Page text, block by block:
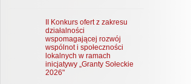
II Konkurs ofert z zakresu
działalności
wspomagającej rozwój
wspólnot i społeczności
lokalnych w ramach
inicjatywy „Granty Sołeckie
2026"